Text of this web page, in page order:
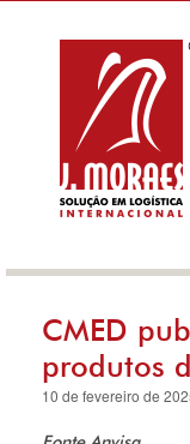
CMED
produtos
10 de fevereiro de